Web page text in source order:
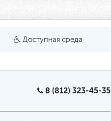
Доступная среда
8 (812) 323-45-35